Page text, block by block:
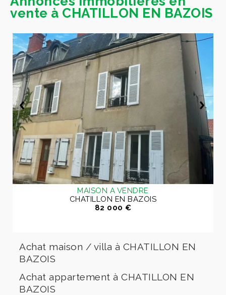
vente à CHATILLON EN BAZOIS
MAISON A VENDRE
CHATILLON EN BAZOIS
82 000 €
Achat maison / villa à CHATILLON EN
BAZOIS
Achat appartement à CHATILLON EN
BAZOIS